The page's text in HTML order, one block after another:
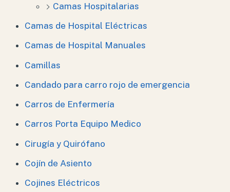
Camas Hospitalarias
Camas de Hospital Eléctricas
Camas de Hospital Manuales
Camillas
Candado para carro rojo de emergencia
Carros de Enfermería
Carros Porta Equipo Medico
Cirugía y Quirófano
Cojín de Asiento
Cojines Eléctricos